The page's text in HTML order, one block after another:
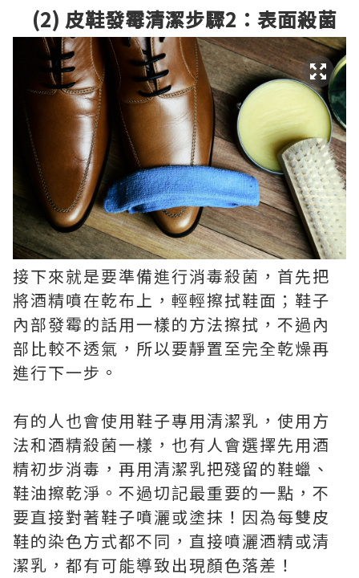
(2) 皮鞋發霉清潔步驟2：表面殺菌
接下來就是要準備進行消毒殺菌，首先把
將酒精噴在乾布上，輕輕擦拭鞋面；鞋子
內部發霉的話用一樣的方法擦拭，不過內
部比較不透氣，所以要靜置至完全乾燥再
進行下一步。
有的人也會使用鞋子專用清潔乳，使用方
法和酒精殺菌一樣，也有人會選擇先用酒
精初步消毒，再用清潔乳把殘留的鞋蠟、
鞋油擦乾淨。不過切記最重要的一點，不
要直接對著鞋子噴灑或塗抹！因為每雙皮
鞋的染色方式都不同，直接噴灑酒精或清
潔乳，都有可能導致出現顏色落差！